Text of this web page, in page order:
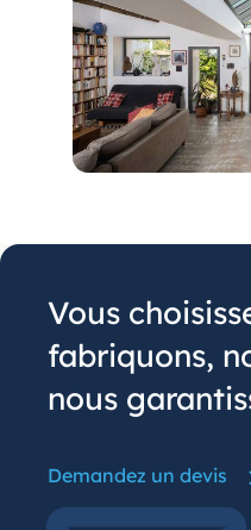
Demandez un devis
Vous
fabriquons,
nous